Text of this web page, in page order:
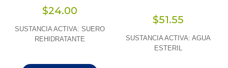
$24.00
SUSTANCIA ACTIVA: SUERO
REHIDRATANTE
$51.55
SUSTANCIA ACTIVA: AGUA
ESTERIL